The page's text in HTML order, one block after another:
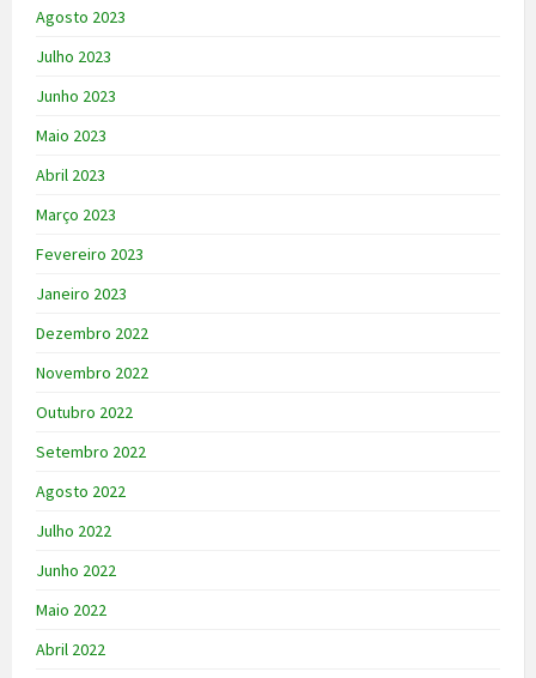
Agosto 2023
Julho 2023
Junho 2023
Maio 2023
Abril 2023
Março 2023
Fevereiro 2023
Janeiro 2023
Dezembro 2022
Novembro 2022
Outubro 2022
Setembro 2022
Agosto 2022
Julho 2022
Junho 2022
Maio 2022
Abril 2022